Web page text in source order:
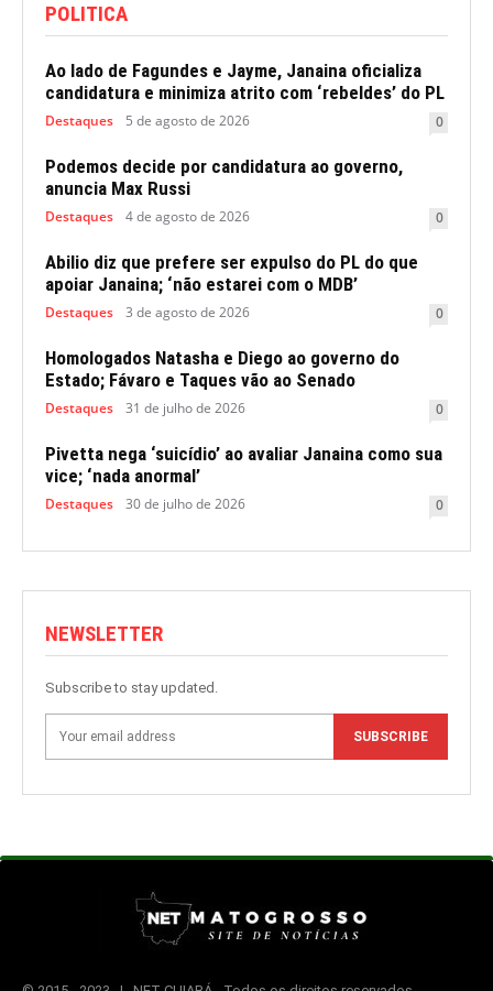
POLITICA
Ao lado de Fagundes e Jayme, Janaina oficializa
candidatura e minimiza atrito com ‘rebeldes’ do PL
Destaques 5 de agosto de 2026 0
Podemos decide por candidatura ao governo,
anuncia Max Russi
Destaques 4 de agosto de 2026 0
Abilio diz que prefere ser expulso do PL do que
apoiar Janaina; ‘não estarei com o MDB’
Destaques 3 de agosto de 2026 0
Homologados Natasha e Diego ao governo do
Estado; Fávaro e Taques vão ao Senado
Destaques 31 de julho de 2026 0
Pivetta nega ‘suicídio’ ao avaliar Janaina como sua
vice; ‘nada anormal’
Destaques 30 de julho de 2026 0
NEWSLETTER
Subscribe to stay updated.
SUBSCRIBE